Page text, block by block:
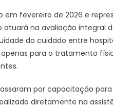
serviço
de
Cuidados
Paliativos
fevereiro de 2026 e
na avaliação integral
do cuidado entre
para o tratamento
por capacitação
diretamente na